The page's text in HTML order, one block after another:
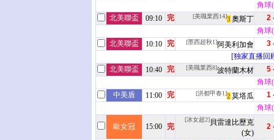
角球
北美聯盃
09:10 完 [美職業西14]3 奧斯丁
2
角球
北美聯盃
10:10 完 [墨西超秋1]阿美利加會
3
[独家直播回
北美聯盃
10:40 完 [美職業西8]波特蘭木材
5
角球
中美盾
11:00 完 [洪都甲春1]2 莫塔瓜
1
角球
歐女冠 15:00 完
[冰女超2]貝雷達比歷克
(女)
2